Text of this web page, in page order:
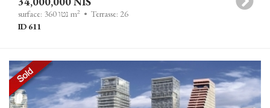
surface: 360 נטו m2 • Terrasse: 26
ID 611